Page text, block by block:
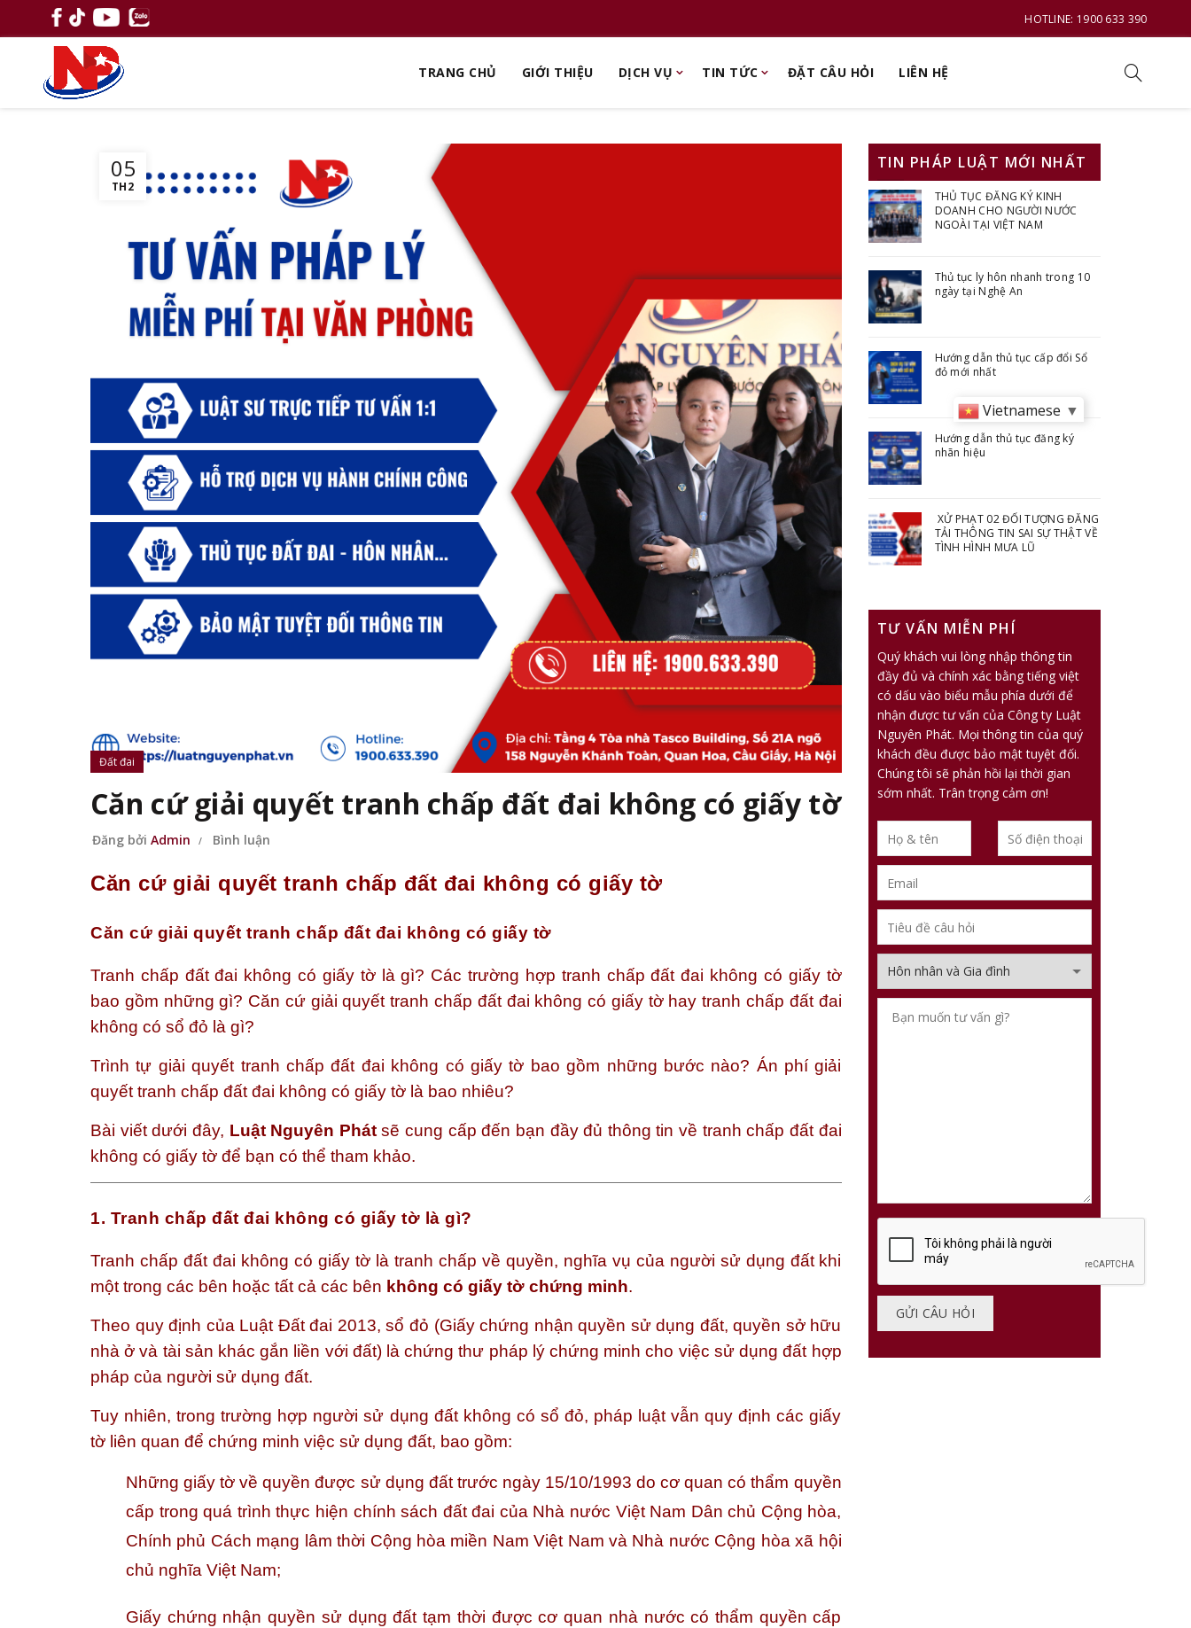
HOTLINE: 1900 633 390
TRANG CHỦ GIỚI THIỆU DỊCH VỤ TIN TỨC ĐẶT CÂU HỎI LIÊN HỆ
05
TH2
Đất đai
Căn cứ giải quyết tranh chấp đất đai không có giấy tờ
Đăng bởi Admin Bình luận
Căn cứ giải quyết tranh chấp đất đai không có giấy tờ
Căn cứ giải quyết tranh chấp đất đai không có giấy tờ
Tranh chấp đất đai không có giấy tờ là gì? Các trường hợp tranh chấp đất đai không có giấy tờ
bao gồm những gì? Căn cứ giải quyết tranh chấp đất đai không có giấy tờ hay tranh chấp đất đai
không có sổ đỏ là gì?
Trình tự giải quyết tranh chấp đất đai không có giấy tờ bao gồm những bước nào? Án phí giải
quyết tranh chấp đất đai không có giấy tờ là bao nhiêu?
Bài viết dưới đây, Luật Nguyên Phátsẽ cung cấp đến bạn đầy đủ thông tin về tranh chấp đất đai
không có giấy tờ để bạn có thể tham khảo.
1. Tranh chấp đất đai không có giấy tờ là gì?
Tranh chấp đất đai không có giấy tờ là tranh chấp về quyền, nghĩa vụ của người sử dụng đất khi
một trong các bên hoặc tất cả các bên không có giấy tờ chứng minh.
Theo quy định của Luật Đất đai 2013, sổ đỏ (Giấy chứng nhận quyền sử dụng đất, quyền sở hữu
nhà ở và tài sản khác gắn liền với đất) là chứng thư pháp lý chứng minh cho việc sử dụng đất hợp
pháp của người sử dụng đất.
Tuy nhiên, trong trường hợp người sử dụng đất không có sổ đỏ, pháp luật vẫn quy định các giấy
tờ liên quan để chứng minh việc sử dụng đất, bao gồm:
Những giấy tờ về quyền được sử dụng đất trước ngày 15/10/1993 do cơ quan có thẩm quyền
cấp trong quá trình thực hiện chính sách đất đai của Nhà nước Việt Nam Dân chủ Cộng hòa,
Chính phủ Cách mạng lâm thời Cộng hòa miền Nam Việt Nam và Nhà nước Cộng hòa xã hội
chủ nghĩa Việt Nam;
Giấy chứng nhận quyền sử dụng đất tạm thời được cơ quan nhà nước có thẩm quyền cấp
TIN PHÁP LUẬT MỚI NHẤT
THỦ TỤC ĐĂNG KÝ KINH
DOANH CHO NGƯỜI NƯỚC
NGOÀI TẠI VIỆT NAM
Thủ tục ly hôn nhanh trong 10
ngày tại Nghệ An
Hướng dẫn thủ tục cấp đổi Sổ
đỏ mới nhất
Hướng dẫn thủ tục đăng ký
nhãn hiệu
XỬ PHẠT 02 ĐỐI TƯỢNG ĐĂNG
TẢI THÔNG TIN SAI SỰ THẬT VỀ
TÌNH HÌNH MƯA LŨ
TƯ VẤN MIỄN PHÍ
Quý khách vui lòng nhập thông tin
đầy đủ và chính xác bằng tiếng việt
có dấu vào biểu mẫu phía dưới để
nhận được tư vấn của Công ty Luật
Nguyên Phát. Mọi thông tin của quý
khách đều được bảo mật tuyệt đối.
Chúng tôi sẽ phản hồi lại thời gian
sớm nhất. Trân trọng cảm ơn!
Vietnamese ▼